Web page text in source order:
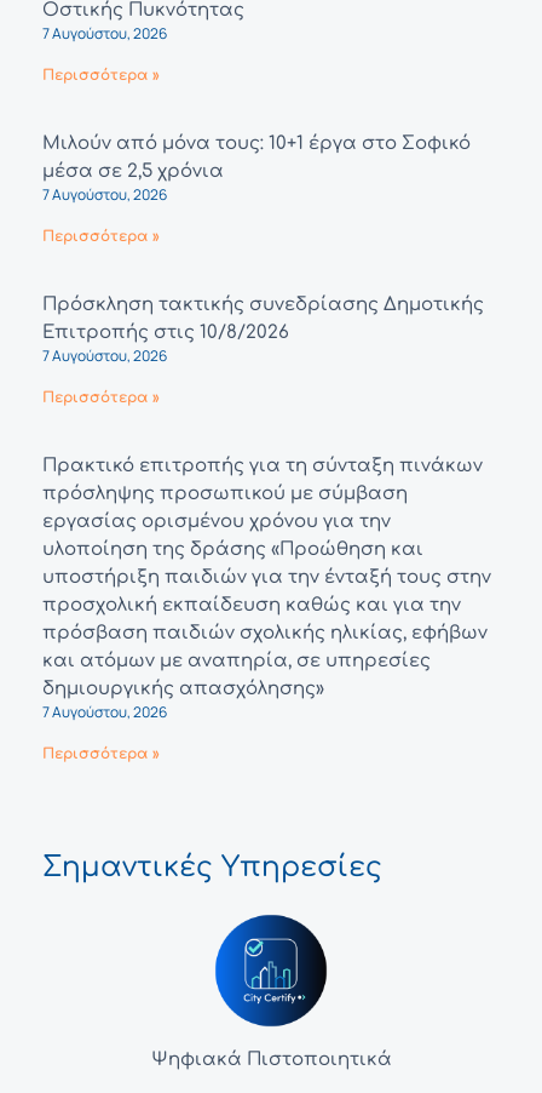
Οστικής Πυκνότητας
7 Αυγούστου, 2026
Περισσότερα »
Μιλούν από μόνα τους: 10+1 έργα στο Σοφικό
μέσα σε 2,5 χρόνια
7 Αυγούστου, 2026
Περισσότερα »
Πρόσκληση τακτικής συνεδρίασης Δημοτικής
Επιτροπής στις 10/8/2026
7 Αυγούστου, 2026
Περισσότερα »
Πρακτικό επιτροπής για τη σύνταξη πινάκων
πρόσληψης προσωπικού με σύμβαση
εργασίας ορισμένου χρόνου για την
υλοποίηση της δράσης «Προώθηση και
υποστήριξη παιδιών για την ένταξή τους στην
προσχολική εκπαίδευση καθώς και για την
πρόσβαση παιδιών σχολικής ηλικίας, εφήβων
και ατόμων με αναπηρία, σε υπηρεσίες
δημιουργικής απασχόλησης»
7 Αυγούστου, 2026
Περισσότερα »
Σημαντικές Υπηρεσίες
Ψηφιακά Πιστοποιητικά